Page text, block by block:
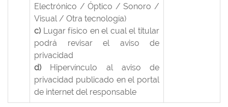
Electrónico / Óptico / Sonoro /
Visual / Otra tecnología)
c)Lugar físico en el cual el titular
podrá revisar el aviso de
privacidad
d)Hipervínculo al aviso de
privacidad publicado en el portal
de internet del responsable